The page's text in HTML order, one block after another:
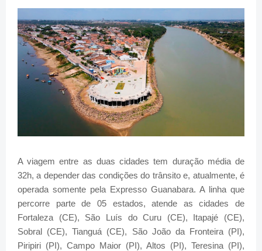
A viagem entre as duas cidades tem duração média de
32h, a depender das condições do trânsito e, atualmente, é
operada somente pela Expresso Guanabara. A linha que
percorre parte de 05 estados, atende as cidades de
Fortaleza (CE), São Luís do Curu (CE), Itapajé (CE),
Sobral (CE), Tianguá (CE), São João da Fronteira (PI),
Piripiri (PI), Campo Maior (PI), Altos (PI), Teresina (PI),